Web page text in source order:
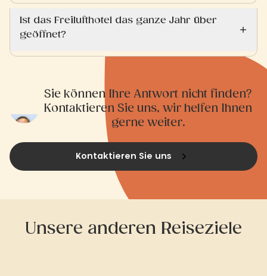
Ist das Freilufthotel das ganze Jahr über
geöffnet?
Sie können Ihre Antwort nicht finden?
Kontaktieren Sie uns, wir helfen Ihnen
gerne weiter.
Kontaktieren Sie uns
Unsere anderen Reiseziele